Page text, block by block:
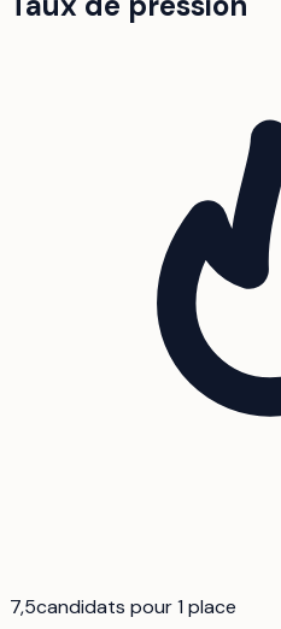
7,5candidats pour 1 place